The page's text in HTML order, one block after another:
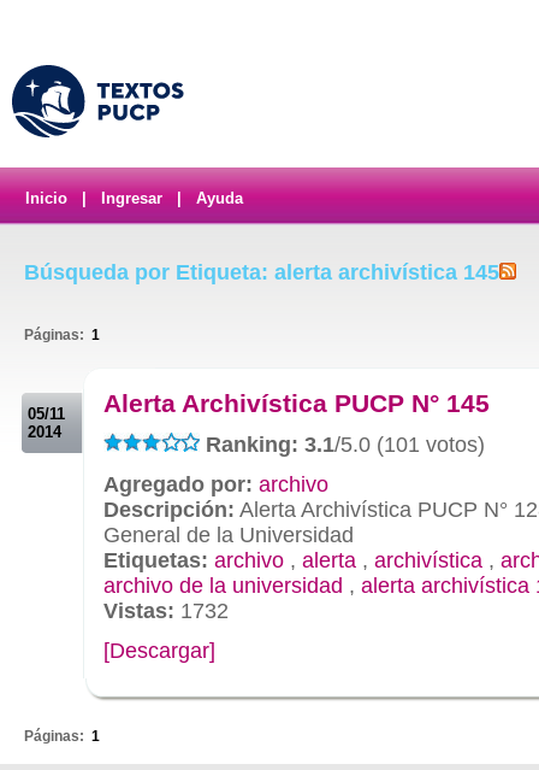
Inicio Ingresar Ayuda
Búsqueda por Etiqueta: alerta archivística 145
Páginas: 1
05/11
2014
Alerta Archivística PUCP N° 145
Ranking: 3.1/5.0 (101 votos)
Agregado por: archivo
Descripción: Alerta Archivística PUCP N°
General de la Universidad
Etiquetas: archivo , alerta , archivística ,
archivo de la universidad , alerta archivística
Vistas: 1732
[Descargar]
Páginas: 1